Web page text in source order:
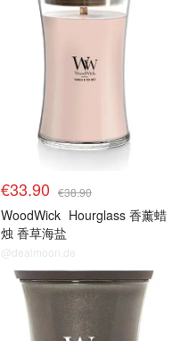
€33.90 €38.90
WoodWick Hourglass 香薰蜡
烛 香草海盐
@dealmoon.de